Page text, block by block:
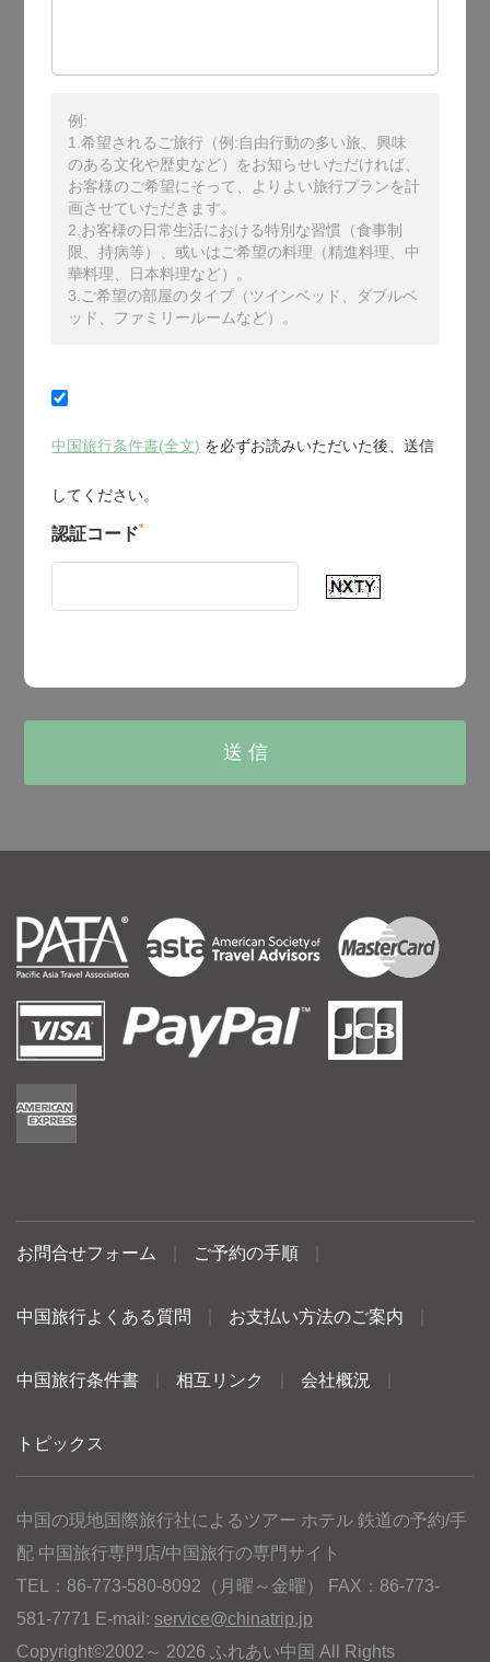
例:
1.希望されるご旅行（例:自由行動の多い旅、興味
のある文化や歴史など）をお知らせいただければ、
お客様のご希望にそって、よりよい旅行プランを計
画させていただきます。
2.お客様の日常生活における特別な習慣（食事制
限、持病等）、或いはご希望の料理（精進料理、中
華料理、日本料理など）。
3.ご希望の部屋のタイプ（ツインベッド、ダブルベ
ッド、ファミリールームなど）。
中国旅行条件書(全文) を必ずお読みいただいた後、送信
してください。
認証コード*
お問合せフォーム ご予約の手順
中国旅行よくある質問 お支払い方法のご案内
中国旅行条件書 相互リンク 会社概況
トピックス
中国の現地国際旅行社によるツアー ホテル 鉄道の予約/手
配 中国旅行専門店/中国旅行の専門サイト
TEL：86-773-580-8092（月曜～金曜） FAX：86-773-
581-7771 E-mail: service@chinatrip.jp
Copyright©2002～ 2026 ふれあい中国 All Rights